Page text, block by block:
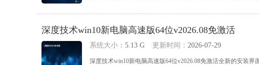
深度技术win10新电脑高速版64位v2026.08免激活
系统大小： 5.13 G 更新时间： 2026-07-29
深度技术win10新电脑高速版64位v2026.08免激活全新的安装